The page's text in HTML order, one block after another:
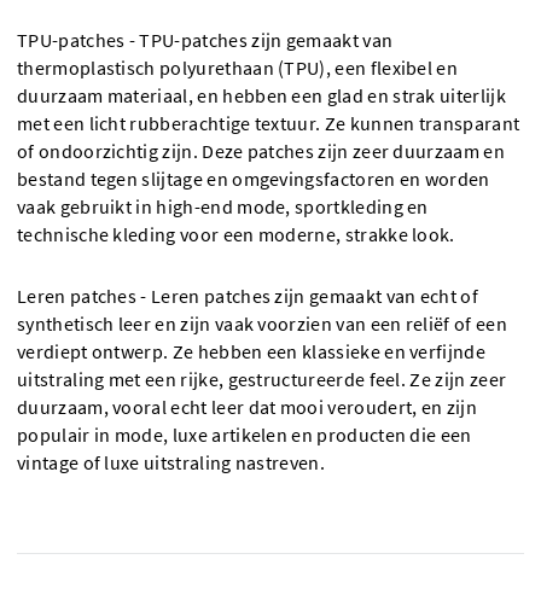
TPU-patches - TPU-patches zijn gemaakt van
thermoplastisch polyurethaan (TPU), een flexibel en
duurzaam materiaal, en hebben een glad en strak uiterlijk
met een licht rubberachtige textuur. Ze kunnen transparant
of ondoorzichtig zijn. Deze patches zijn zeer duurzaam en
bestand tegen slijtage en omgevingsfactoren en worden
vaak gebruikt in high-end mode, sportkleding en
technische kleding voor een moderne, strakke look.
Leren patches - Leren patches zijn gemaakt van echt of
synthetisch leer en zijn vaak voorzien van een reliëf of een
verdiept ontwerp. Ze hebben een klassieke en verfijnde
uitstraling met een rijke, gestructureerde feel. Ze zijn zeer
duurzaam, vooral echt leer dat mooi veroudert, en zijn
populair in mode, luxe artikelen en producten die een
vintage of luxe uitstraling nastreven.